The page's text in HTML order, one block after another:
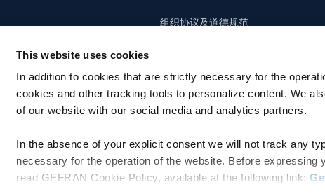
This website uses cookies
In addition to cookies that are strictly necessary for the
cookies and other tracking tools to personalize content. We
of our website with our social media and analytics partners.
In the absence of your explicit consent we will not track any
necessary for the operation of the website. Before expressing
read GEFRAN Cookie Policy, available at the following link:
组织协议及道德规范
d'Iseo, Brescia - Italia
- Codice destinatario fattura elettronica: MZO2A0U